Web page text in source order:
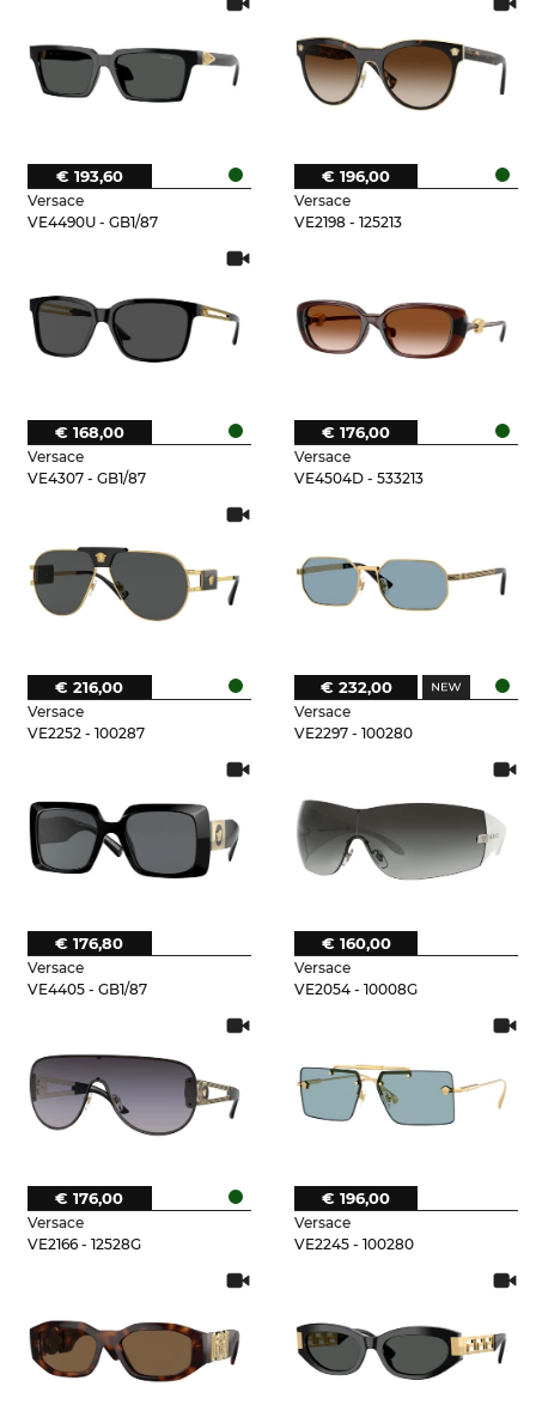
Versace
VE4490U - GB1/87
€ 193,60
Versace
VE2198 - 125213
€ 196,00
Versace
VE4307 - GB1/87
€ 168,00
Versace
VE4504D - 533213
€ 176,00
Versace
VE2252 - 100287
€ 216,00
Versace
VE2297 - 100280
€ 232,00
Versace
VE4405 - GB1/87
€ 176,80
Versace
VE2054 - 10008G
€ 160,00
Versace
VE2166 - 12528G
€ 176,00
Versace
VE2245 - 100280
€ 196,00